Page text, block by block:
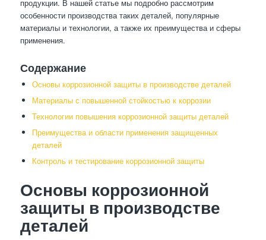
продукции. В нашей статье мы подробно рассмотрим
особенности производства таких деталей, популярные
материалы и технологии, а также их преимущества и сферы
применения.
Содержание
Основы коррозионной защиты в производстве деталей
Материалы с повышенной стойкостью к коррозии
Технологии повышения коррозионной защиты деталей
Преимущества и области применения защищенных
деталей
Контроль и тестирование коррозионной защиты
Основы коррозионной
защиты в производстве
деталей